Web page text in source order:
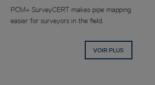
PCM+ SurveyCERT makes pipe mapping
easier for surveyors in the field.
VOIR PLUS